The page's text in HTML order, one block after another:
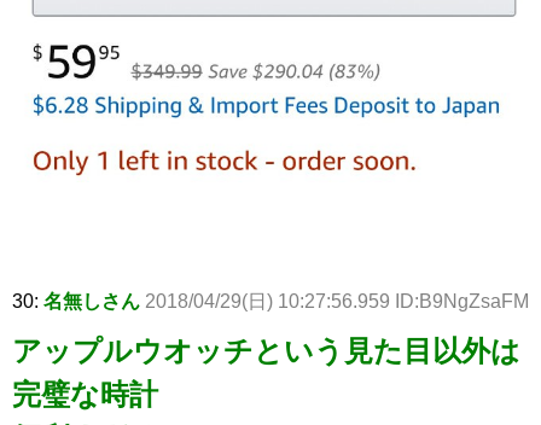
30: 名無しさん 2018/04/29(日) 10:27:56.959 ID:B9NgZsaFM
アップルウオッチという見た目以外は
完璧な時計